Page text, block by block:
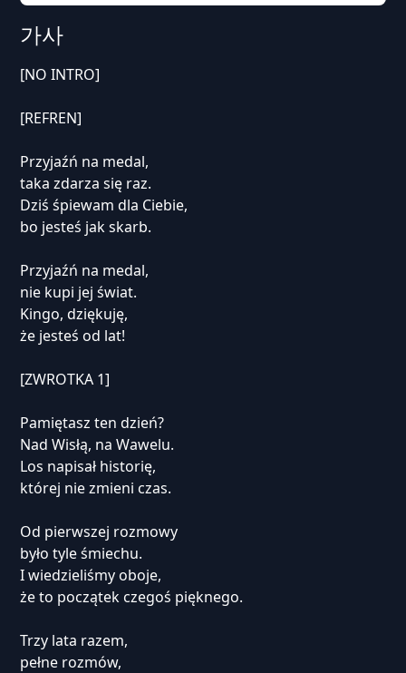
가사
[NO INTRO]
[REFREN]
Przyjaźń na medal,
taka zdarza się raz.
Dziś śpiewam dla Ciebie,
bo jesteś jak skarb.
Przyjaźń na medal,
nie kupi jej świat.
Kingo, dziękuję,
że jesteś od lat!
[ZWROTKA 1]
Pamiętasz ten dzień?
Nad Wisłą, na Wawelu.
Los napisał historię,
której nie zmieni czas.
Od pierwszej rozmowy
było tyle śmiechu.
I wiedzieliśmy oboje,
że to początek czegoś pięknego.
Trzy lata razem,
pełne rozmów,